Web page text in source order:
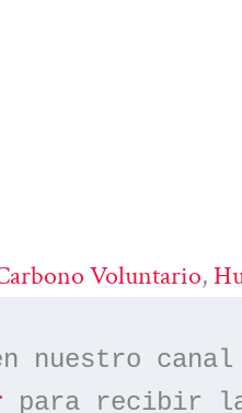
Voluntario,
nuestro
para recibir